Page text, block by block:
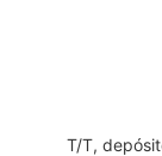
T/T,